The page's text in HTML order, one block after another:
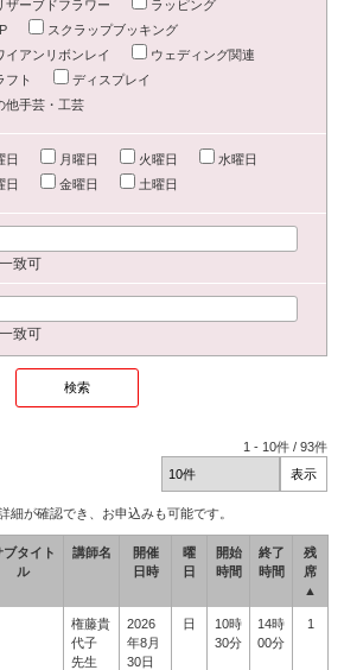
ザーブドフラワー
ラッピング
スクラップブッキング
イアンリボンレイ
ウェディング関連
フト
ディスプレイ
他手芸・工芸
日 月曜日 火曜日
水曜日
日
金曜日 土曜日
致可
致可
1 - 10件 /93件
細が確認でき、お申込みも可能です。
ブタイト
ル
講師名
開催
日時
曜
日
開始
時間
終了
時間
残
席
▲
権藤貴
代子
先生
2026
年8月
30日
日
10時
30分
14時
00分
1